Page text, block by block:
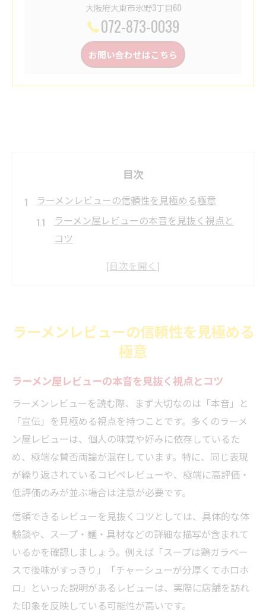
大阪府大東市氷野3丁目60
072-873-0039
お問い合わせはこちら
目次
ラーメンレビューの信頼性を見極める極意
ラーメン屋レビューの本音を見抜く視点と
コツ
ラーメンレビューで信頼できるラーメン屋
気持ち悪いラーメンレビューを見分ける基
ラーメン屋の体験談が信頼できるレビュー
の目安
独自視点で選ぶラーメン屋の楽しみ方
自分だけのラーメン屋レビュー活用術を発
見しよう
ラーメン屋巡りでレビューを最大限楽しむ
方法
屋体験
ラーメン屋探しでレビューランキングを活
用する秘訣
ラーメン屋で味わうレビュー投稿の楽しみ
とは
ラーメンレビューの信頼性を見極める
極意
ラーメン屋レビューの本音を見抜く視点とコツ
ラーメンレビューを読む際、まず大切なのは「本音」と
「宣伝」を見極める視点を持つことです。多くのラーメ
ン屋レビューは、個人の味覚や好みに依存しているた
め、極端な賛否両論が混在しています。特に、同じ表現
が繰り返されているコピペレビューや、極端に高評価・
低評価のみが並ぶ場合は注意が必要です。
信頼できるレビューを見抜くコツとしては、具体的な体
験談や、スープ・麺・具材などの詳細な描写が含まれて
いるかを確認しましょう。例えば「スープは鶏ガラベー
スで後味がすっきり」「チャーシューが分厚くてホロホ
ロ」といった説明があるレビューは、実際に店舗を訪れ
た印象を反映している可能性が高いです。